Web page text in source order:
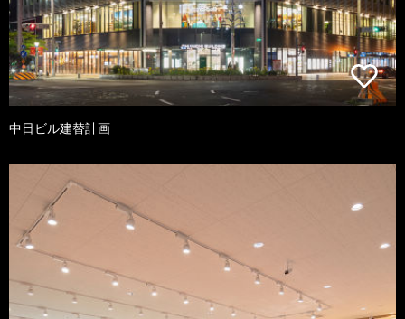
中日ビル建替計画